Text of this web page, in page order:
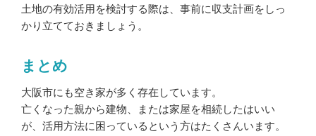
土地の有効活用を検討する際は、事前に収支計画をしっ
かり立てておきましょう。
まとめ
大阪市にも空き家が多く存在しています。
亡くなった親から建物、または家屋を相続したはいい
が、活用方法に困っているという方はたくさんいます。